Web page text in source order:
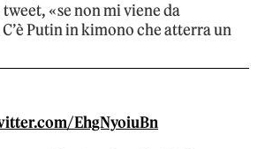
tweet, «se non mi viene da
Putin in kimono che atterra un
EhgNyoiuBn